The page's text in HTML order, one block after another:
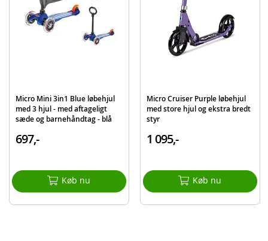
Micro Mini 3in1 Blue løbehjul
med 3 hjul - med aftageligt
sæde og barnehåndtag - blå
697,-
Køb nu
Micro Cruiser Purple løbehjul
med store hjul og ekstra bredt
styr
1 095,-
Køb nu